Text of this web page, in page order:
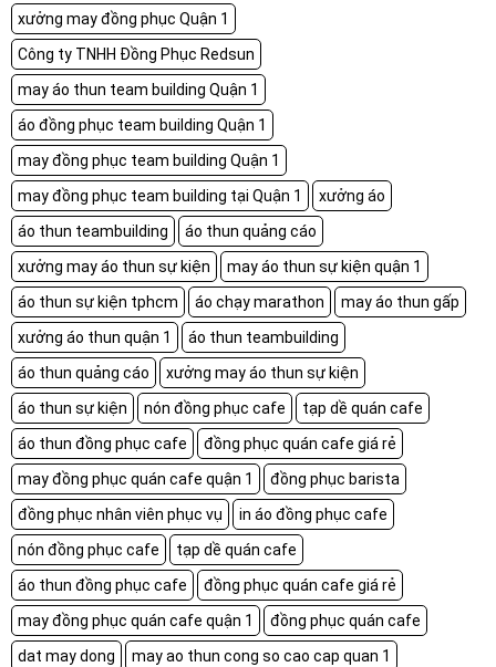
xưởng may đồng phục Quận 1
Công ty TNHH Đồng Phục Redsun
may áo thun team building Quận 1
áo đồng phục team building Quận 1
may đồng phục team building Quận 1
may đồng phục team building tại Quận 1
xưởng áo
áo thun teambuilding
áo thun quảng cáo
xưởng may áo thun sự kiện
may áo thun sự kiện quận 1
áo thun sự kiện tphcm
áo chạy marathon
may áo thun gấp
xưởng áo thun quận 1
áo thun teambuilding
áo thun quảng cáo
xưởng may áo thun sự kiện
áo thun sự kiện
nón đồng phục cafe
tạp dề quán cafe
áo thun đồng phục cafe
đồng phục quán cafe giá rẻ
may đồng phục quán cafe quận 1
đồng phục barista
đồng phục nhân viên phục vụ
in áo đồng phục cafe
nón đồng phục cafe
tạp dề quán cafe
áo thun đồng phục cafe
đồng phục quán cafe giá rẻ
may đồng phục quán cafe quận 1
đồng phục quán cafe
dat may dong
may ao thun cong so cao cap quan 1